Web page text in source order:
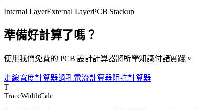
Internal LayerExternal LayerPCB Stackup
準備好計算了嗎？
使用我們免費的 PCB 設計計算器將所學知識付諸實踐。
走線寬度計算器過孔電流計算器阻抗計算器
T
TraceWidthCalc